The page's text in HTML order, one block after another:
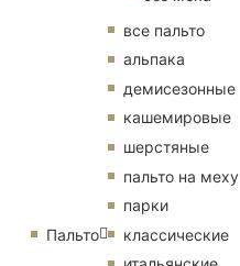
Пальто
все пальто
альпака
демисезонные
кашемировые
шерстяные
пальто на меху
парки
классические